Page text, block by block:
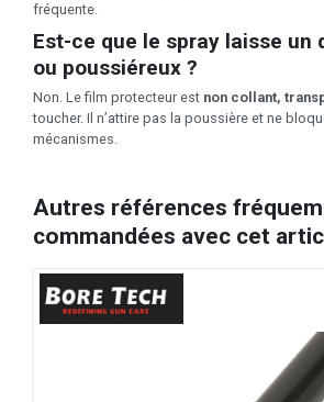
fréquente.
Est-ce que le spray laisse un
ou poussiéreux ?
Non. Le film protecteur est non collant,
toucher. Il n’attire pas la poussière et ne
mécanismes.
Autres références
commandées avec cet